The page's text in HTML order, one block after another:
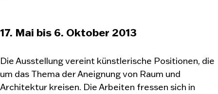
17. Mai bis 6. Oktober 2013
Die Ausstellung vereint künstlerische Positionen, die
um das Thema der Aneignung von Raum und
Architektur kreisen. Die Arbeiten fressen sich in